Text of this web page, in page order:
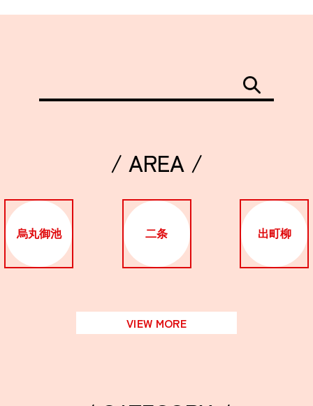
/ AREA /
烏丸御池 二条 出町柳
VIEW MORE